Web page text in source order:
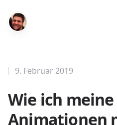
Wie ich meine
Animationen
9. Februar 2019